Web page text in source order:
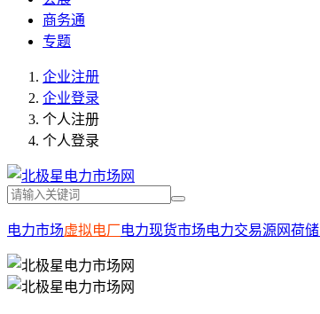
商务通
专题
企业注册
企业登录
个人注册
个人登录
电力市场虚拟电厂电力现货市场电力交易源网荷储